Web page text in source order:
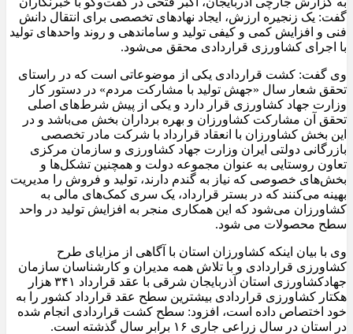
گفت: یک زنجیره ارزش، ایجاد نهادهای تخصصی برای انتقال دانش
فنی و افزایش کمی و کیفی تولید و ساماندهی و روند واحدهای تولید
با اجرای کشاورزی قراردادی محقق می‌شود.
وی گفت: کشت قراردادی یکی از موضوعاتی است که در راستای
تحقق شعار سال «جهش تولید با مشارکت مردم» در دستور کار
وزارت جهاد کشاورزی قرار دارد و یکی از پیش شرط‌های اصلی
تحقق آن مشارکت کشاورزان و بهره برداران بخش می‌باشد و در
این بخش کشاورزان با انعقاد قرارداد با شرکت مادر تخصصی
بازرگانی دولتی ایران وزارت جهاد کشاورزی و سازمان مرکزی
تعاون روستایی به عنوان مجموعه دولت و همچنین تشکل‌ها و
بخش‌های خصوصی که نیاز به گندم دارند، تولید و فروش را مدیریت
بهینه می‌کنند که در بستر قرارداد، یک سری کمک‌های مالی به
کشاورزان می‌شود که این همکاری منجر به افزایش تولید در واحد
سطح محصولات می شود.
وی با بیان اینکه کشاورزان استان با آگاهی از مزایای طرح
کشاورزی قراردادی و با تلاش همه مدیران و کارشناسان سازمان
جهادکشاورزی استان آذربایجان شرقی با عقد قرارداد ۳۴۱ هزار
هکتار کشاورزی قراردادی بیشترین سطح عقد قرارداد کشور را به
خود اختصاص داده است، افزود: سطح کشت قراردادی انجام شده
در استان در سال زراعی جاری ۱۶ برابر سال گذشته است.